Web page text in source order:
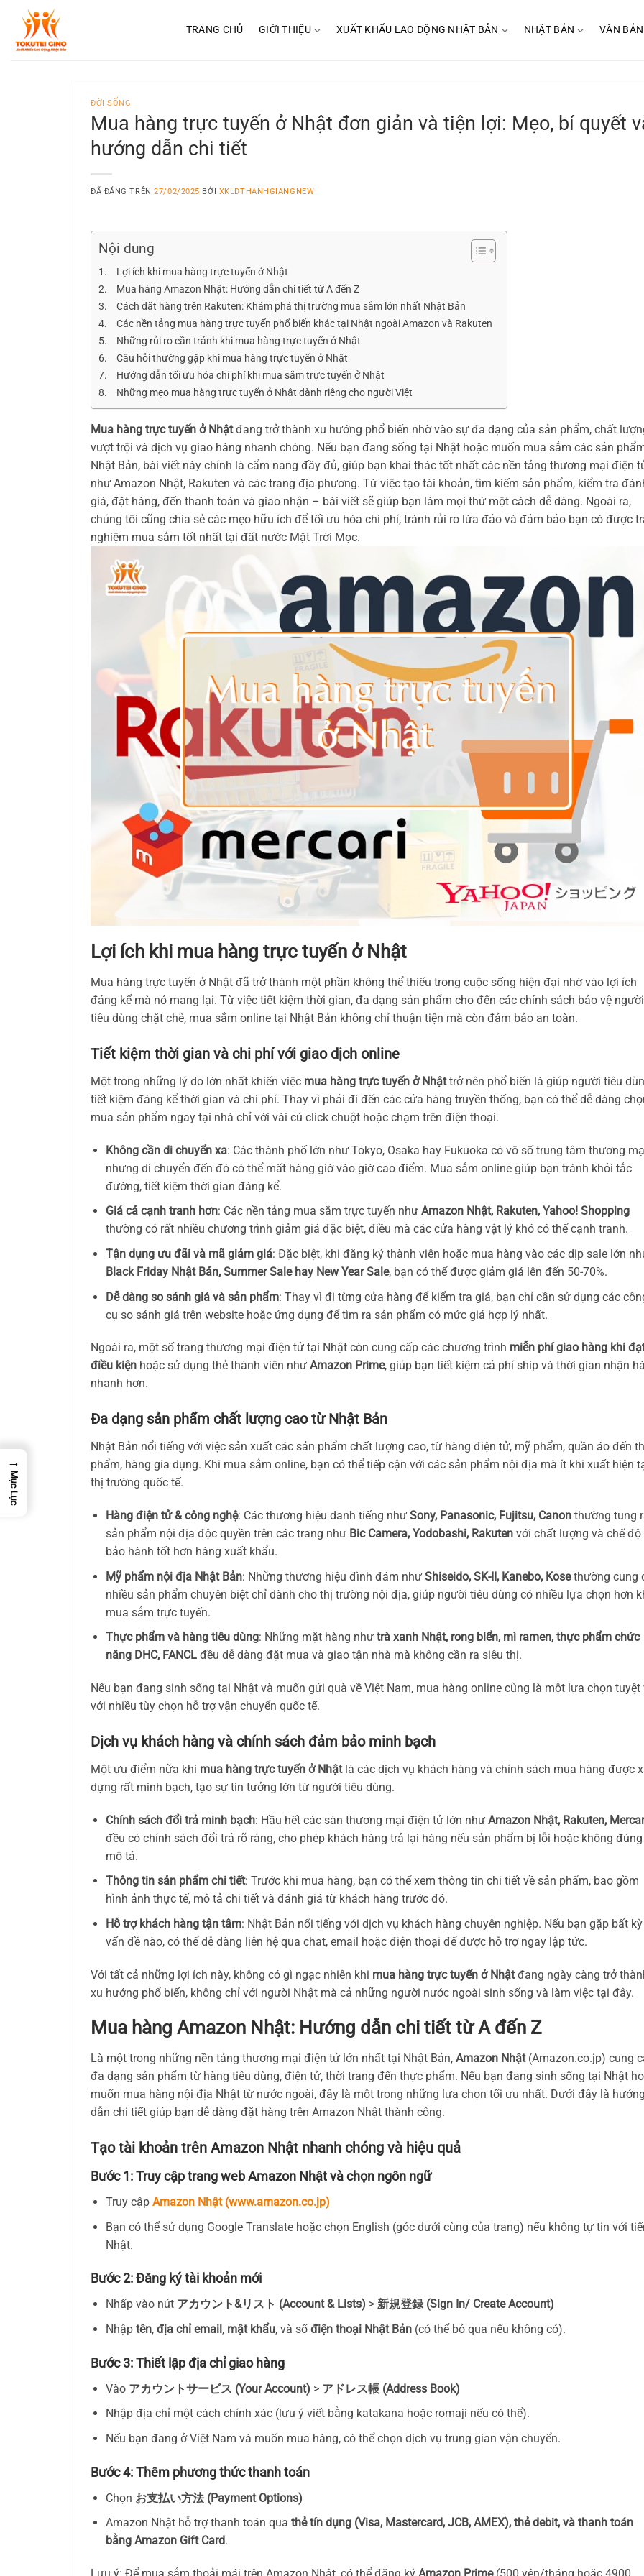
Chuyển
TRANG CHỦ GIỚI THIỆU XUẤT KHẨU LAO ĐỘNG NHẬT BẢN NHẬT BẢN VĂN BẢN
ĐỜI SỐNG
Mua hàng trực tuyến ở Nhật đơn giản và tiện lợi: Mẹo, bí quyết
hướng dẫn chi tiết
ĐÃ ĐĂNG TRÊN27/02/2025 BỞI XKLDTHANHGIANGNEW
Nội dung
Lợi ích khi mua hàng trực tuyến ở Nhật
Mua hàng Amazon Nhật: Hướng dẫn chi tiết từ A đến Z
Cách đặt hàng trên Rakuten: Khám phá thị trường mua sắm lớn nhất Nhật Bản
Các nền tảng mua hàng trực tuyến phổ biến khác tại Nhật ngoài Amazon và Rakuten
Những rủi ro cần tránh khi mua hàng trực tuyến ở Nhật
Câu hỏi thường gặp khi mua hàng trực tuyến ở Nhật
Hướng dẫn tối ưu hóa chi phí khi mua sắm trực tuyến ở Nhật
Những mẹo mua hàng trực tuyến ở Nhật dành riêng cho người Việt
Mua hàng trực tuyến ở Nhậtđang trở thành xu hướng phổ biến nhờ vào sự đa dạng của sản phẩm, chất
vượt trội và dịch vụ giao hàng nhanh chóng. Nếu bạn đang sống tại Nhật hoặc muốn mua sắm các sản
Nhật Bản, bài viết này chính là cẩm nang đầy đủ, giúp bạn khai thác tốt nhất các nền tảng thương mại điện
như Amazon Nhật, Rakuten và các trang địa phương. Từ việc tạo tài khoản, tìm kiếm sản phẩm, kiểm tra
giá, đặt hàng, đến thanh toán và giao nhận – bài viết sẽ giúp bạn làm mọi thứ một cách dễ dàng. Ngoài ra,
chúng tôi cũng chia sẻ các mẹo hữu ích để tối ưu hóa chi phí, tránh rủi ro lừa đảo và đảm bảo bạn có được
nghiệm mua sắm tốt nhất tại đất nước Mặt Trời Mọc.
Lợi ích khi mua hàng trực tuyến ở Nhật
Mua hàng trực tuyến ở Nhật đã trở thành một phần không thể thiếu trong cuộc sống hiện đại nhờ vào lợi ích
đáng kể mà nó mang lại. Từ việc tiết kiệm thời gian, đa dạng sản phẩm cho đến các chính sách bảo vệ người
tiêu dùng chặt chẽ, mua sắm online tại Nhật Bản không chỉ thuận tiện mà còn đảm bảo an toàn.
Tiết kiệm thời gian và chi phí với giao dịch online
Một trong những lý do lớn nhất khiến việc mua hàng trực tuyến ở Nhậttrở nên phổ biến là giúp người tiêu
tiết kiệm đáng kể thời gian và chi phí. Thay vì phải đi đến các cửa hàng truyền thống, bạn có thể dễ dàng
mua sản phẩm ngay tại nhà chỉ với vài cú click chuột hoặc chạm trên điện thoại.
Không cần di chuyển xa: Các thành phố lớn như Tokyo, Osaka hay Fukuoka có vô số trung tâm thương
nhưng di chuyển đến đó có thể mất hàng giờ vào giờ cao điểm. Mua sắm online giúp bạn tránh khỏi tắc
đường, tiết kiệm thời gian đáng kể.
Giá cả cạnh tranh hơn: Các nền tảng mua sắm trực tuyến như Amazon Nhật, Rakuten, Yahoo! Shopping
thường có rất nhiều chương trình giảm giá đặc biệt, điều mà các cửa hàng vật lý khó có thể cạnh tranh.
Tận dụng ưu đãi và mã giảm giá: Đặc biệt, khi đăng ký thành viên hoặc mua hàng vào các dịp sale lớn
Black Friday Nhật Bản, Summer Sale hay New Year Sale, bạn có thể được giảm giá lên đến 50-70%.
Dễ dàng so sánh giá và sản phẩm: Thay vì đi từng cửa hàng để kiểm tra giá, bạn chỉ cần sử dụng các
cụ so sánh giá trên website hoặc ứng dụng để tìm ra sản phẩm có mức giá hợp lý nhất.
Ngoài ra, một số trang thương mại điện tử tại Nhật còn cung cấp các chương trình miễn phí giao hàng khi
điều kiện hoặc sử dụng thẻ thành viên như Amazon Prime, giúp bạn tiết kiệm cả phí ship và thời gian nhận
nhanh hơn.
Đa dạng sản phẩm chất lượng cao từ Nhật Bản
Nhật Bản nổi tiếng với việc sản xuất các sản phẩm chất lượng cao, từ hàng điện tử, mỹ phẩm, quần áo đến
phẩm, hàng gia dụng. Khi mua sắm online, bạn có thể tiếp cận với các sản phẩm nội địa mà ít khi xuất hiện
thị trường quốc tế.
Hàng điện tử & công nghệ: Các thương hiệu danh tiếng như Sony, Panasonic, Fujitsu, Canonthường tung
sản phẩm nội địa độc quyền trên các trang như Bic Camera, Yodobashi, Rakutenvới chất lượng và chế độ
bảo hành tốt hơn hàng xuất khẩu.
Mỹ phẩm nội địa Nhật Bản: Những thương hiệu đình đám như Shiseido, SK-II, Kanebo, Kosethường cung
nhiều sản phẩm chuyên biệt chỉ dành cho thị trường nội địa, giúp người tiêu dùng có nhiều lựa chọn hơn
mua sắm trực tuyến.
Thực phẩm và hàng tiêu dùng: Những mặt hàng như trà xanh Nhật, rong biển, mì ramen, thực phẩm chức
năng DHC, FANCLđều dễ dàng đặt mua và giao tận nhà mà không cần ra siêu thị.
Nếu bạn đang sinh sống tại Nhật và muốn gửi quà về Việt Nam, mua hàng online cũng là một lựa chọn tuyệt
với nhiều tùy chọn hỗ trợ vận chuyển quốc tế.
Dịch vụ khách hàng và chính sách đảm bảo minh bạch
Một ưu điểm nữa khi mua hàng trực tuyến ở Nhậtlà các dịch vụ khách hàng và chính sách mua hàng được
dựng rất minh bạch, tạo sự tin tưởng lớn từ người tiêu dùng.
Chính sách đổi trả minh bạch: Hầu hết các sàn thương mại điện tử lớn như Amazon Nhật, Rakuten,
đều có chính sách đổi trả rõ ràng, cho phép khách hàng trả lại hàng nếu sản phẩm bị lỗi hoặc không đúng
mô tả.
Thông tin sản phẩm chi tiết: Trước khi mua hàng, bạn có thể xem thông tin chi tiết về sản phẩm, bao gồm
hình ảnh thực tế, mô tả chi tiết và đánh giá từ khách hàng trước đó.
Hỗ trợ khách hàng tận tâm: Nhật Bản nổi tiếng với dịch vụ khách hàng chuyên nghiệp. Nếu bạn gặp bất kỳ
vấn đề nào, có thể dễ dàng liên hệ qua chat, email hoặc điện thoại để được hỗ trợ ngay lập tức.
Với tất cả những lợi ích này, không có gì ngạc nhiên khi mua hàng trực tuyến ở Nhậtđang ngày càng trở
xu hướng phổ biến, không chỉ với người Nhật mà cả những người nước ngoài sinh sống và làm việc tại đây.
Mua hàng Amazon Nhật: Hướng dẫn chi tiết từ A đến Z
Là một trong những nền tảng thương mại điện tử lớn nhất tại Nhật Bản, Amazon Nhật(Amazon.co.jp) cung
đa dạng sản phẩm từ hàng tiêu dùng, điện tử, thời trang đến thực phẩm. Nếu bạn đang sinh sống tại Nhật
muốn mua hàng nội địa Nhật từ nước ngoài, đây là một trong những lựa chọn tối ưu nhất. Dưới đây là hướng
dẫn chi tiết giúp bạn dễ dàng đặt hàng trên Amazon Nhật thành công.
Tạo tài khoản trên Amazon Nhật nhanh chóng và hiệu quả
Bước 1: Truy cập trang web Amazon Nhật và chọn ngôn ngữ
Truy cập Amazon Nhật (www.amazon.co.jp)
Bạn có thể sử dụng Google Translate hoặc chọn English (góc dưới cùng của trang) nếu không tự tin với
Nhật.
Bước 2: Đăng ký tài khoản mới
Nhấp vào nút アカウント&リスト (Account & Lists) > 新規登録 (Sign In/ Create Account)
Nhập tên, địa chỉ email, mật khẩu, và sốđiện thoại Nhật Bản(có thể bỏ qua nếu không có).
Bước 3: Thiết lập địa chỉ giao hàng
Vào アカウントサービス (Your Account) > アドレス帳 (Address Book)
Nhập địa chỉ một cách chính xác (lưu ý viết bằng katakana hoặc romaji nếu có thể).
Nếu bạn đang ở Việt Nam và muốn mua hàng, có thể chọn dịch vụ trung gian vận chuyển.
Bước 4: Thêm phương thức thanh toán
Chọn お支払い方法 (Payment Options)
Amazon Nhật hỗ trợ thanh toán qua thẻ tín dụng (Visa, Mastercard, JCB, AMEX), thẻ debit, và thanh toán
bằng Amazon Gift Card.
→
Mục Lục